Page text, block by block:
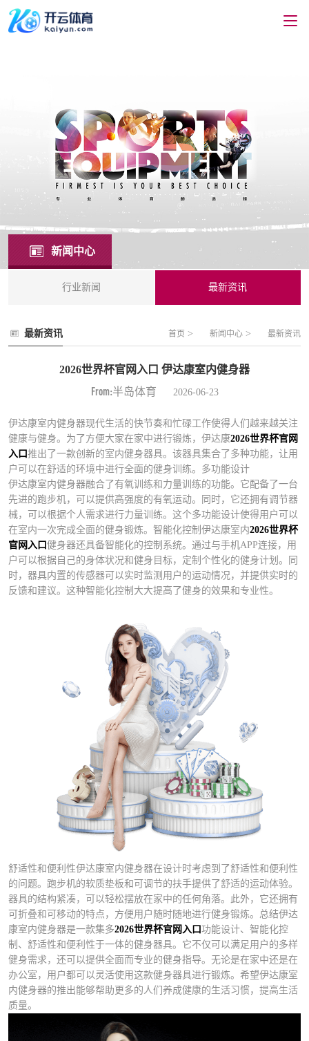
新闻中心
行业新闻 最新资讯
最新资讯 首页 > 新闻中心 > 最新资讯
2026世界杯官网入口 伊达康室内健身器
From:半岛体育 2026-06-23
伊达康室内健身器现代生活的快节奏和忙碌工作使得人们越来越关注
健康与健身。为了方便大家在家中进行锻炼，伊达康2026世界杯官网
入口推出了一款创新的室内健身器具。该器具集合了多种功能，让用
户可以在舒适的环境中进行全面的健身训练。多功能设计
伊达康室内健身器融合了有氧训练和力量训练的功能。它配备了一台
先进的跑步机，可以提供高强度的有氧运动。同时，它还拥有调节器
械，可以根据个人需求进行力量训练。这个多功能设计使得用户可以
在室内一次完成全面的健身锻炼。智能化控制伊达康室内2026世界杯
官网入口健身器还具备智能化的控制系统。通过与手机APP连接，用
户可以根据自己的身体状况和健身目标，定制个性化的健身计划。同
时，器具内置的传感器可以实时监测用户的运动情况，并提供实时的
反馈和建议。这种智能化控制大大提高了健身的效果和专业性。
舒适性和便利性伊达康室内健身器在设计时考虑到了舒适性和便利性
的问题。跑步机的软质垫板和可调节的扶手提供了舒适的运动体验。
器具的结构紧凑，可以轻松摆放在家中的任何角落。此外，它还拥有
可折叠和可移动的特点，方便用户随时随地进行健身锻炼。总结伊达
康室内健身器是一款集多2026世界杯官网入口功能设计、智能化控
制、舒适性和便利性于一体的健身器具。它不仅可以满足用户的多样
健身需求，还可以提供全面而专业的健身指导。无论是在家中还是在
办公室，用户都可以灵活使用这款健身器具进行锻炼。希望伊达康室
内健身器的推出能够帮助更多的人们养成健康的生活习惯，提高生活
质量。